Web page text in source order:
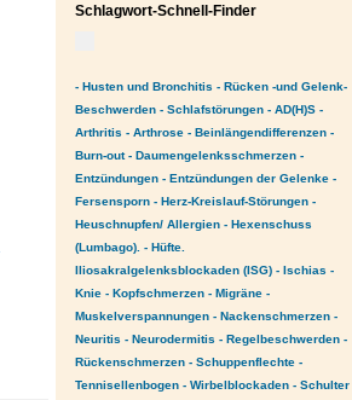
Schlagwort-Schnell-Finder
- Husten und Bronchitis - Rücken -und Gelenk-
Beschwerden - Schlafstörungen - AD(H)S -
Arthritis - Arthrose - Beinlängendifferenzen -
Burn-out - Daumengelenksschmerzen -
Entzündungen - Entzündungen der Gelenke -
Fersensporn - Herz-Kreislauf-Störungen -
Heuschnupfen/ Allergien - Hexenschuss
(Lumbago). - Hüfte.
Iliosakralgelenksblockaden (ISG) - Ischias -
Knie - Kopfschmerzen - Migräne -
Muskelverspannungen - Nackenschmerzen -
Neuritis - Neurodermitis - Regelbeschwerden -
Rückenschmerzen - Schuppenflechte -
Tennisellenbogen - Wirbelblockaden - Schulter